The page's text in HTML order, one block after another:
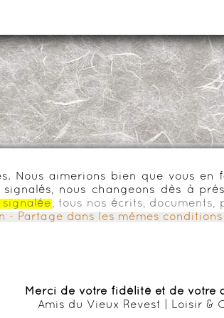
Nous aimerions bien que vous en
nous changeons dès à
, tous nos écrits, documents,
- Partage dans les mêmes conditions
Merci de votre fidélité et de votre
Amis du Vieux Revest | Loisir &